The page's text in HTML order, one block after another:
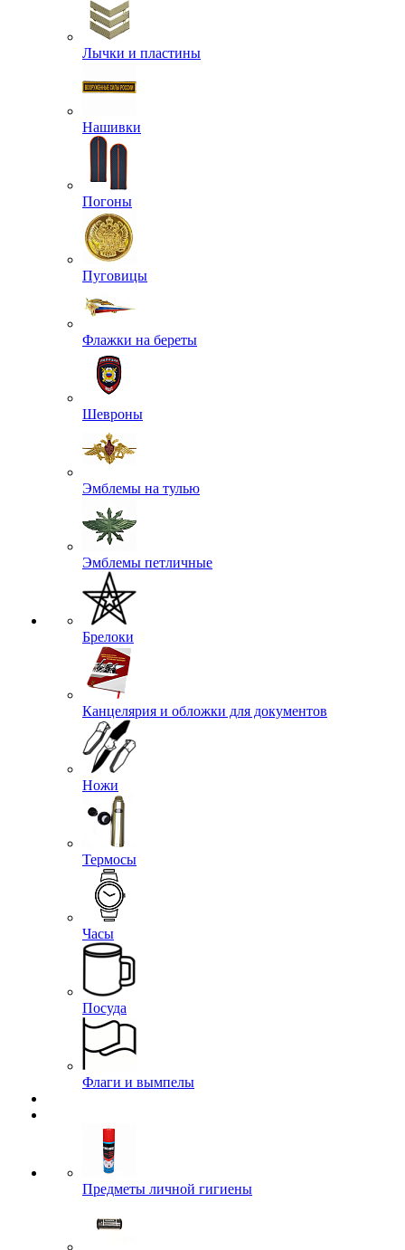
Лычки и пластины
Нашивки
Погоны
Пуговицы
Флажки на береты
Шевроны
Эмблемы на тулью
Эмблемы петличные
Брелоки
Канцелярия и обложки для документов
Ножи
Термосы
Часы
Посуда
Флаги и вымпелы
Предметы личной гигиены